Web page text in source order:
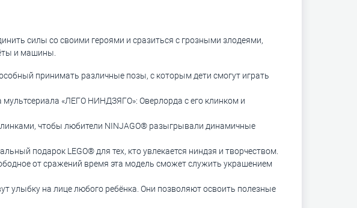
силы со своими героями и сразиться с грозными злодеями,
и машины.
принимать различные позы, с которым дети смогут играть
«ЛЕГО НИНДЗЯГО»: Оверлорда с его клинком и
чтобы любители NINJAGO® разыгрывали динамичные
подарок LEGO® для тех, кто увлекается ниндзя и творчеством.
от сражений время эта модель сможет служить украшением
улыбку на лице любого ребёнка. Они позволяют освоить полезные